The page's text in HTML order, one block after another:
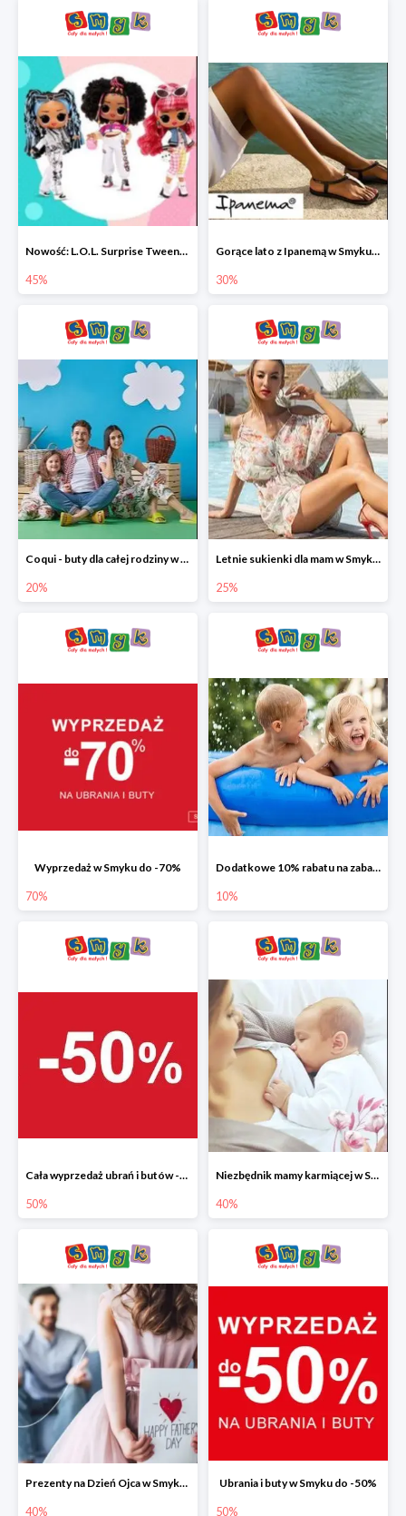
Nowość: L.O.L. Surprise Tweens Doll w Smyku do -45%
45%
Gorące lato z Ipanemą w Smyku do -30%
30%
Coqui - buty dla całej rodziny w Smyku do -20%
20%
Letnie sukienki dla mam w Smyku do -25%
25%
Wyprzedaż w Smyku do -70%
70%
Dodatkowe 10% rabatu na zabawki ogrodowe i baseny
10%
Cała wyprzedaż ubrań i butów -50%
50%
Niezbędnik mamy karmiącej w Smyku do -40%
40%
Prezenty na Dzień Ojca w Smyku do -40%
40%
Ubrania i buty w Smyku do -50%
50%